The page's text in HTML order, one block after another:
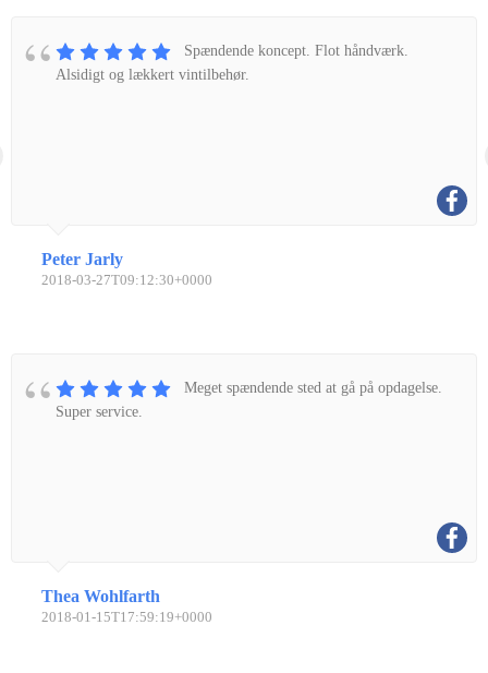
Spændende koncept. Flot håndværk.
Alsidigt og lækkert vintilbehør.
Peter Jarly
2018-03-27T09:12:30+0000
Meget spændende sted at gå på opdagelse.
Super service.
Thea Wohlfarth
2018-01-15T17:59:19+0000